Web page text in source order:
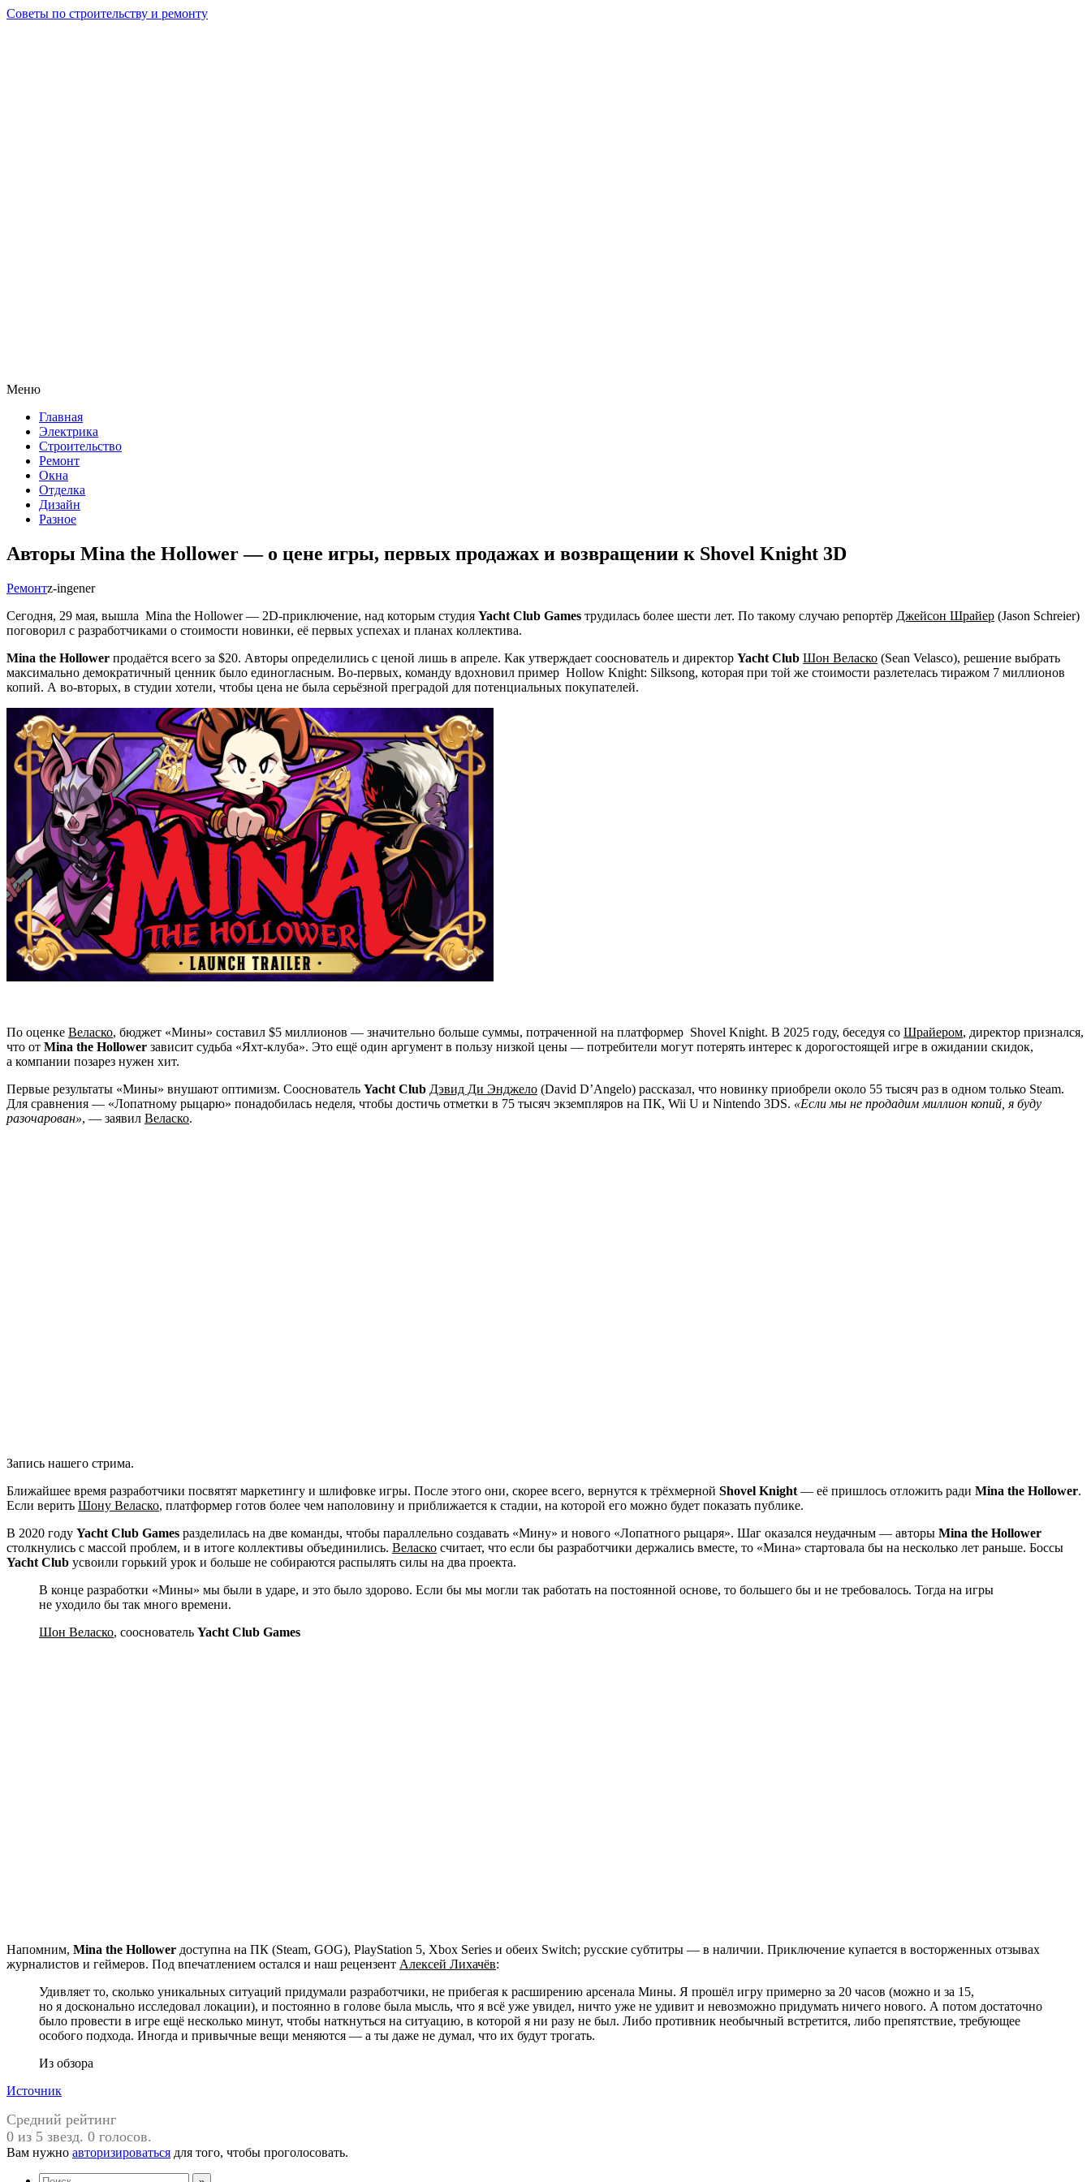
Советы по строительству и ремонту
Меню
Главная
Электрика
Строительство
Ремонт
Окна
Отделка
Дизайн
Разное
Авторы Mina the Hollower — о цене игры, первых продажах и возвращении к Shovel Knight 3D
Ремонтz-ingener
Сегодня, 29 мая, вышла Mina the Hollower — 2D-приключение, над которым студия Yacht Club Games трудилась более шести лет. По такому случаю репортёр Джейсон Шрайер (Jason Schreier)
поговорил с разработчиками о стоимости новинки, её первых успехах и планах коллектива.
Mina the Hollower продаётся всего за $20. Авторы определились с ценой лишь в апреле. Как утверждает сооснователь и директор Yacht Club Шон Веласко (Sean Velasco), решение выбрать
максимально демократичный ценник было единогласным. Во-первых, команду вдохновил пример Hollow Knight: Silksong, которая при той же стоимости разлетелась тиражом 7 миллионов
копий. А во-вторых, в студии хотели, чтобы цена не была серьёзной преградой для потенциальных покупателей.
По оценке Веласко, бюджет «Мины» составил $5 миллионов — значительно больше суммы, потраченной на платформер Shovel Knight. В 2025 году, беседуя со Шрайером, директор признался,
что от Mina the Hollower зависит судьба «Яхт-клуба». Это ещё один аргумент в пользу низкой цены — потребители могут потерять интерес к дорогостоящей игре в ожидании скидок,
а компании позарез нужен хит.
Первые результаты «Мины» внушают оптимизм. Сооснователь Yacht Club Дэвид Ди Энджело (David D’Angelo) рассказал, что новинку приобрели около 55 тысяч раз в одном только Steam.
Для сравнения — «Лопатному рыцарю» понадобилась неделя, чтобы достичь отметки в 75 тысяч экземпляров на ПК, Wii U и Nintendo 3DS. «Если мы не продадим миллион копий, я буду
разочарован», — заявил Веласко.
Запись нашего стрима.
Ближайшее время разработчики посвятят маркетингу и шлифовке игры. После этого они, скорее всего, вернутся к трёхмерной Shovel Knight — её пришлось отложить ради Mina the Hollower.
Если верить Шону Веласко, платформер готов более чем наполовину и приближается к стадии, на которой его можно будет показать публике.
В 2020 году Yacht Club Games разделилась на две команды, чтобы параллельно создавать «Мину» и нового «Лопатного рыцаря». Шаг оказался неудачным — авторы Mina the Hollower
столкнулись с массой проблем, и в итоге коллективы объединились. Веласко считает, что если бы разработчики держались вместе, то «Мина» стартовала бы на несколько лет раньше. Боссы
Yacht Club усвоили горький урок и больше не собираются распылять силы на два проекта.
В конце разработки «Мины» мы были в ударе, и это было здорово. Если бы мы могли так работать на постоянной основе, то большего бы и не требовалось. Тогда на игры
не уходило бы так много времени.
Шон Веласко, сооснователь Yacht Club Games
Напомним, Mina the Hollower доступна на ПК (Steam, GOG), PlayStation 5, Xbox Series и обеих Switch; русские субтитры — в наличии. Приключение купается в восторженных отзывах
журналистов и геймеров. Под впечатлением остался и наш рецензент Алексей Лихачёв:
Удивляет то, сколько уникальных ситуаций придумали разработчики, не прибегая к расширению арсенала Мины. Я прошёл игру примерно за 20 часов (можно и за 15,
но я досконально исследовал локации), и постоянно в голове была мысль, что я всё уже увидел, ничто уже не удивит и невозможно придумать ничего нового. А потом достаточно
было провести в игре ещё несколько минут, чтобы наткнуться на ситуацию, в которой я ни разу не был. Либо противник необычный встретится, либо препятствие, требующее
особого подхода. Иногда и привычные вещи меняются — а ты даже не думал, что их будут трогать.
Из обзора
Источник
Средний рейтинг
0 из 5 звезд. 0 голосов.
Вам нужно авторизироваться для того, чтобы проголосовать.